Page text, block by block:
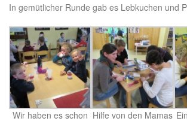
In gemütlicher Runde gab es Lebkuchen und
Wir haben es schon Hilfe von den Mamas